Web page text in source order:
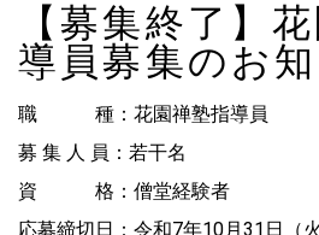
【募集終了】
導員募集のお
職 種：花園禅塾指導員
募 集 人 員：若干名
資 格：僧堂経験者
応募締切日：令和7年10月31日（火